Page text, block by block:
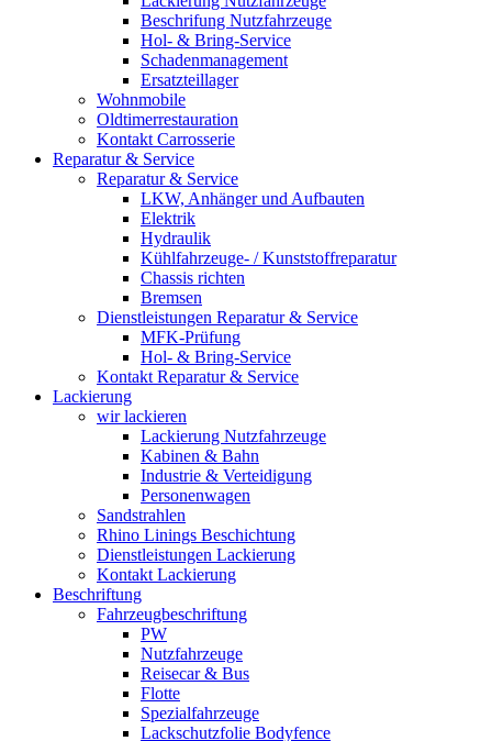
Beschrifung Nutzfahrzeuge
Hol- & Bring-Service
Schadenmanagement
Ersatzteillager
Wohnmobile
Oldtimerrestauration
Kontakt Carrosserie
Reparatur & Service
Reparatur & Service
LKW, Anhänger und Aufbauten
Elektrik
Hydraulik
Kühlfahrzeuge- / Kunststoffreparatur
Chassis richten
Bremsen
Dienstleistungen Reparatur & Service
MFK-Prüfung
Hol- & Bring-Service
Kontakt Reparatur & Service
Lackierung
wir lackieren
Lackierung Nutzfahrzeuge
Kabinen & Bahn
Industrie & Verteidigung
Personenwagen
Sandstrahlen
Rhino Linings Beschichtung
Dienstleistungen Lackierung
Kontakt Lackierung
Beschriftung
Fahrzeugbeschriftung
PW
Nutzfahrzeuge
Reisecar & Bus
Flotte
Spezialfahrzeuge
Lackschutzfolie Bodyfence